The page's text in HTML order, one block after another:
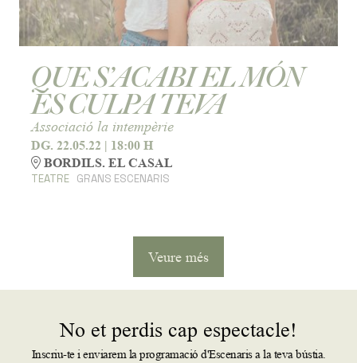
QUE S’ACABI EL MÓN
ÉS CULPA TEVA
Associació la intempèrie
DG. 22.05.22 | 18:00 H
BORDILS. EL CASAL
TEATRE GRANS ESCENARIS
Veure més
No et perdis cap espectacle!
Inscriu-te i enviarem la programació d'Escenaris a la teva bústia.